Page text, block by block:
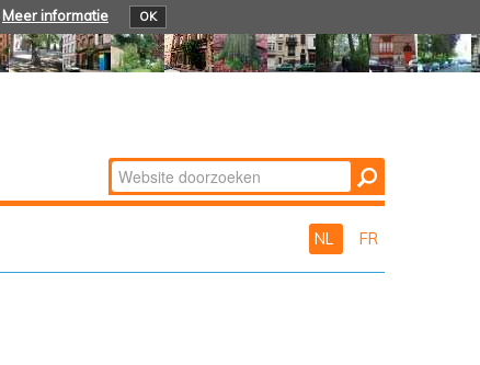
Meer informatie OK
Zoek
Geavanceerd
NL FR